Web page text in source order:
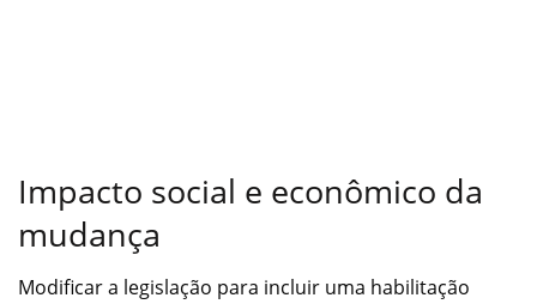
Impacto social e econômico da
mudança
Modificar a legislação para incluir uma habilitação